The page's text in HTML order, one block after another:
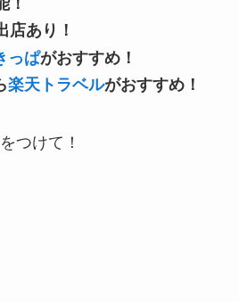
店あり！
っぱがおすすめ！
楽天トラベルがおすすめ！
つけて！